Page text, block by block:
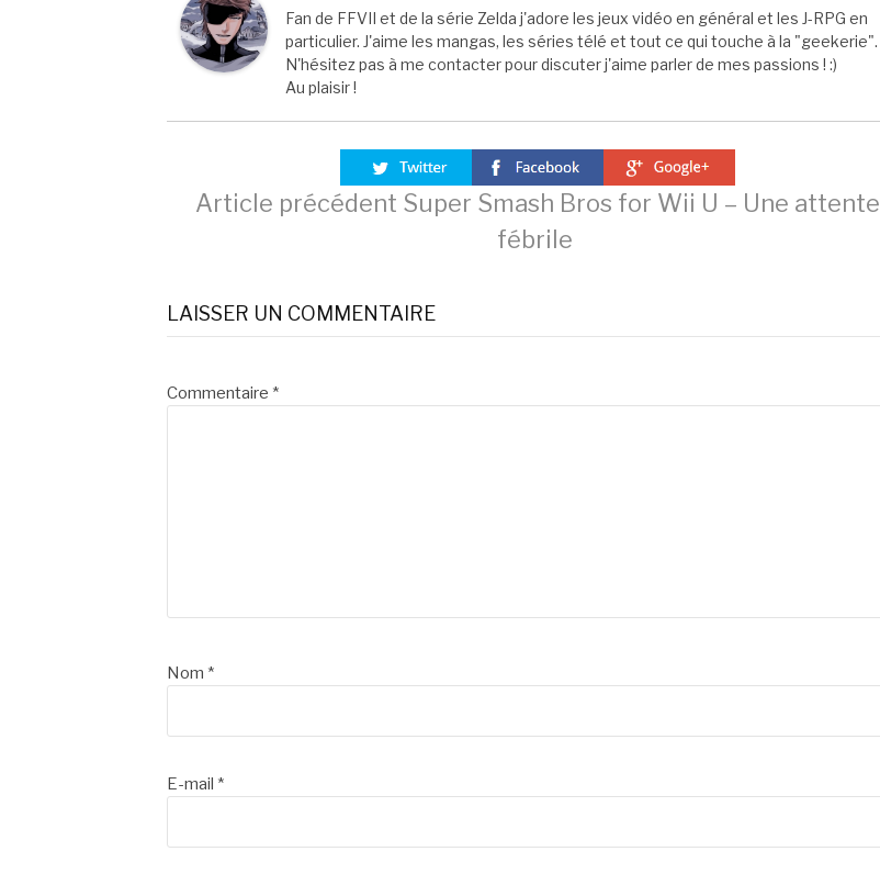
Fan de FFVII et de la série Zelda j'adore les jeux vidéo en général et les J-RPG en
particulier. J'aime les mangas, les séries télé et tout ce qui touche à la "geekerie".
N'hésitez pas à me contacter pour discuter j'aime parler de mes passions ! :)
Au plaisir !
Lire
la
suite
Article précédent Super Smash Bros for Wii U – Une attente
fébrile
LAISSER UN COMMENTAIRE
Commentaire *
Nom *
E-mail *